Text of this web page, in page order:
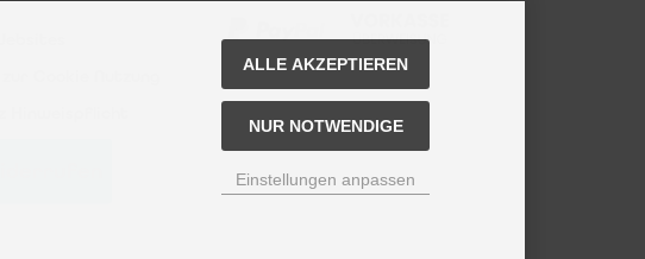
ALLE AKZEPTIEREN
NUR NOTWENDIGE
Einstellungen anpassen